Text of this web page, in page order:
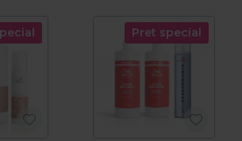
Pret special